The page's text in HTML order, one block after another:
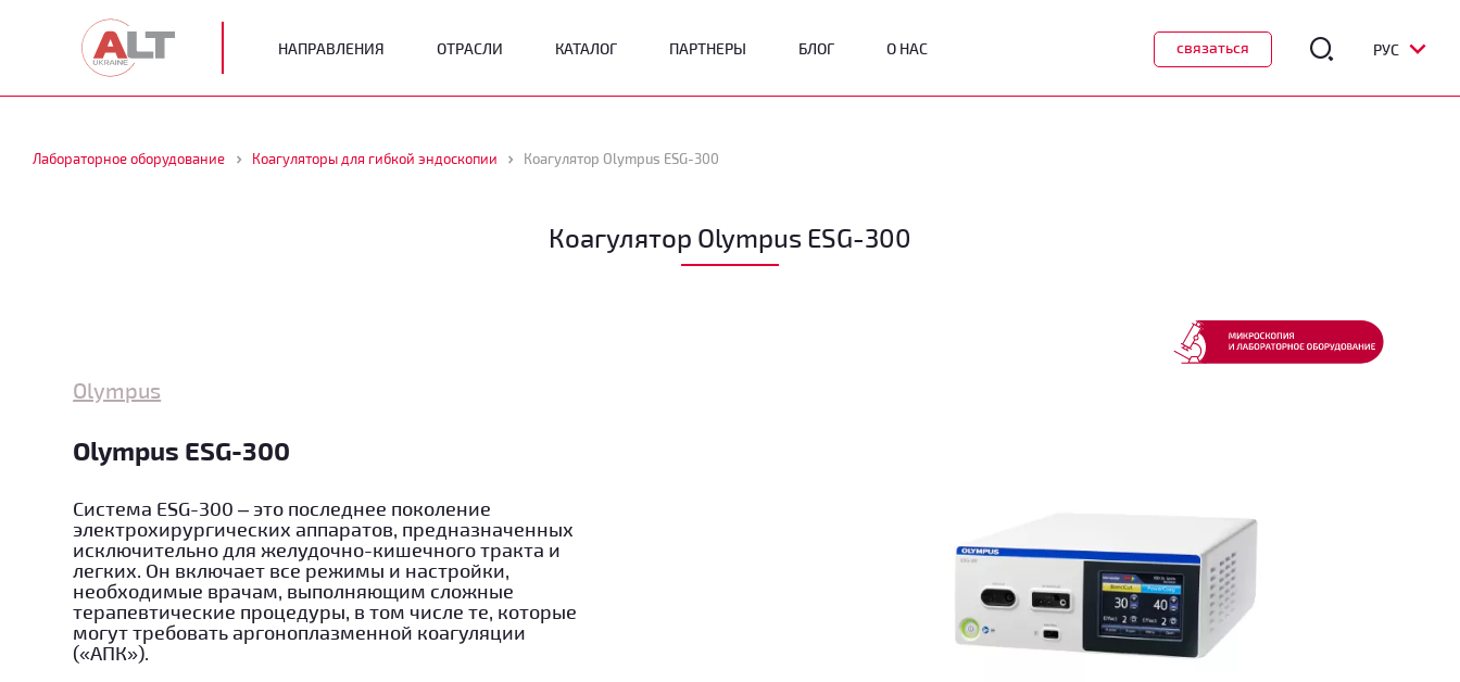
НАПРАВЛЕНИЯ ОТРАСЛИ КАТАЛОГ ПАРТНЕРЫ БЛОГ О НАС связаться РУС
Лабораторное оборудование Коагуляторы для гибкой эндоскопии Коагулятор Olympus ESG-300
Коагулятор Olympus ESG-300
Olympus
Olympus ESG-300
Система ESG-300 – это последнее поколение
электрохирургических аппаратов, предназначенных
исключительно для желудочно-кишечного тракта и
легких. Он включает все режимы и настройки,
необходимые врачам, выполняющим сложные
терапевтические процедуры, в том числе те, которые
могут требовать аргоноплазменной коагуляции
(«АПК»).